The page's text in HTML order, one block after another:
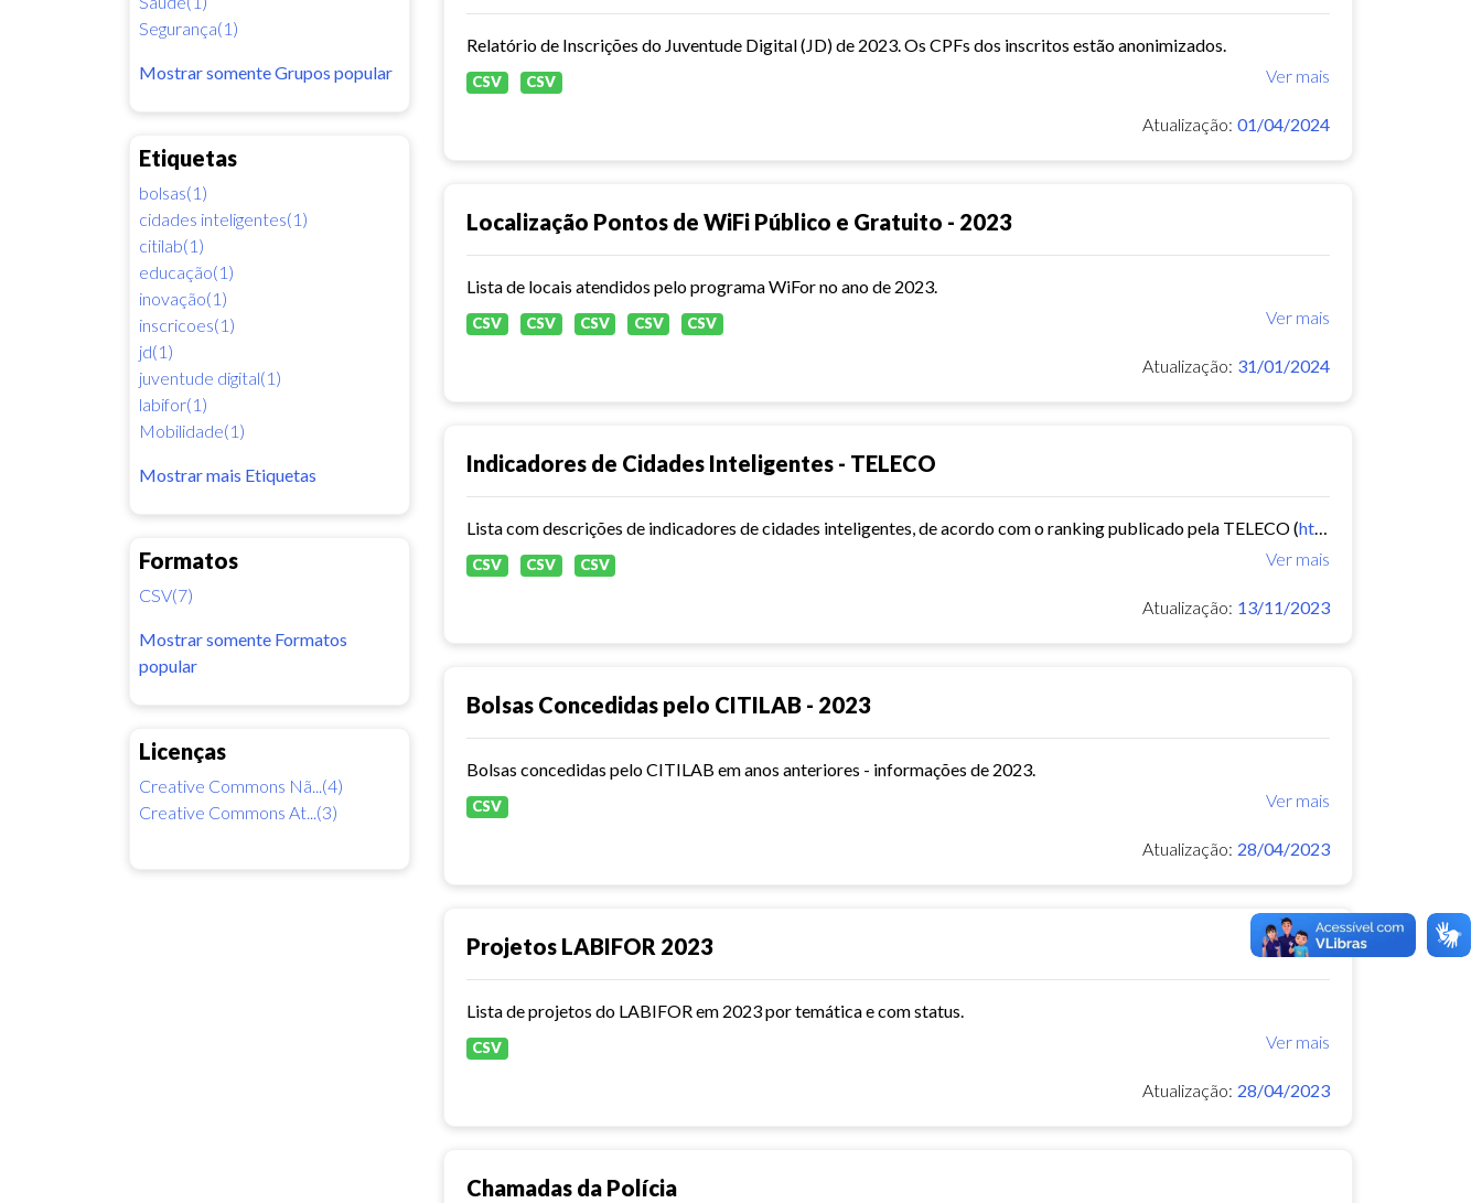
Segurança(1)
Mostrar somente Grupos popular
Etiquetas
bolsas(1)
cidades inteligentes(1)
citilab(1)
educação(1)
inovação(1)
inscricoes(1)
jd(1)
juventude digital(1)
labifor(1)
Mobilidade(1)
Mostrar mais Etiquetas
Formatos
CSV(7)
Mostrar somente Formatos
popular
Licenças
Creative Commons Nã...(4)
Creative Commons At...(3)
Relatório de Inscrições do Juventude Digital (JD) de 2023. Os CPFs dos inscritos estão anonimizados.
Ver mais
CSV CSV
Atualização: 01/04/2024
Localização Pontos de WiFi Público e Gratuito - 2023
Lista de locais atendidos pelo programa WiFor no ano de 2023.
Ver mais
CSV CSV CSV CSV CSV
Atualização: 31/01/2024
Indicadores de Cidades Inteligentes - TELECO
Lista com descrições de indicadores de cidades inteligentes, de acordo com o ranking publicado pela TELECO (https://www.teleco.com.br/
Ver mais
CSV CSV CSV
Atualização: 13/11/2023
Bolsas Concedidas pelo CITILAB - 2023
Bolsas concedidas pelo CITILAB em anos anteriores - informações de 2023.
Ver mais
CSV
Atualização: 28/04/2023
Projetos LABIFOR 2023
Lista de projetos do LABIFOR em 2023 por temática e com status.
Ver mais
CSV
Atualização: 28/04/2023
Chamadas da Polícia